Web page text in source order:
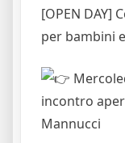
[OPEN DAY]
per bambini
incontro
Mannucci